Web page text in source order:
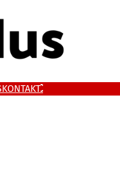
KONTAKT